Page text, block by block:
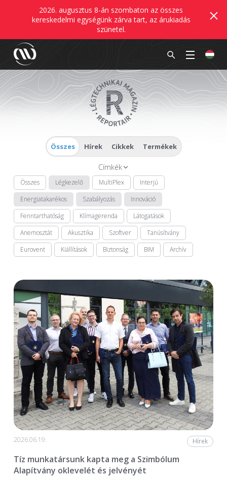
2026. augusztus 8-án szombaton az összes
kereskedelmi egységünk zárva tart, az árukiadás
szünetel.
Összes Hírek Cikkek Termékek
Címkék
Összes Légkezelő MultiPlex
Interjú
Energiatakarékos
Szabályozás
Innováció
Fenntarthatóság
Klímagerenda
Látogatások
Anemosztát
Akusztika Szoftver
Tanúsítvány
Eurovent
Kiállítások Biztonság BIM Archív
2026.06.19. Hírek
Tíz munkatársunk kapta meg a Szimbólum
Alapítvány oklevelét és jelvényét